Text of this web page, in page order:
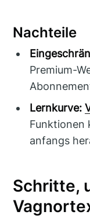
Nachteile
Premium-
Lernkurve:
Funktionen
anfangs
Schritte,